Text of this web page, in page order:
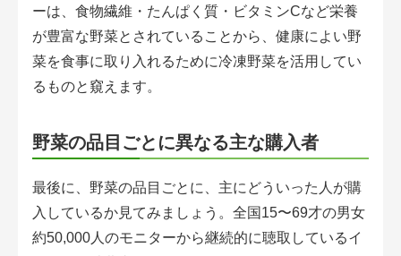
ーは、食物繊維・たんぱく質・ビタミンCなど栄養
が豊富な野菜とされていることから、健康によい野
菜を食事に取り入れるために冷凍野菜を活用してい
るものと窺えます。
野菜の品目ごとに異なる主な購入者
最後に、野菜の品目ごとに、主にどういった人が購
入しているか見てみましょう。全国15〜69才の男女
約50,000人のモニターから継続的に聴取しているイ